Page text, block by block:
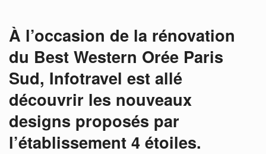
À l’occasion de la rénovation
du Best Western Orée Paris
Sud, Infotravel est allé
découvrir les nouveaux
designs proposés par
l’établissement 4 étoiles.